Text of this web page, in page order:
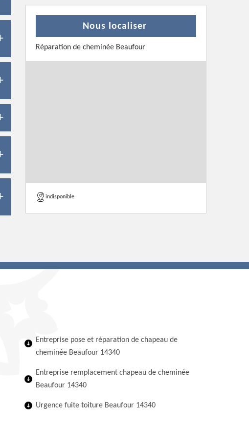
Nous localiser
Réparation de cheminée Beaufour
indisponible
Entreprise pose et réparation de chapeau de
cheminée Beaufour 14340
Entreprise remplacement chapeau de cheminée
Beaufour 14340
Urgence fuite toiture Beaufour 14340